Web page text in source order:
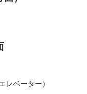
レベーター）